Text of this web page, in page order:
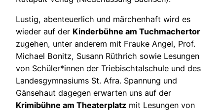
Lustig, abenteuerlich und märchenhaft wird es
wieder auf der Kinderbühne am Tuchmachertor
zugehen, unter anderem mit Frauke Angel, Prof.
Michael Bonitz, Susann Rüthrich sowie Lesungen
von Schüler*innen der Triebischtalschule und des
Landesgymnasiums St. Afra. Spannung und
Gänsehaut dagegen erwarten uns auf der
Krimibühne am Theaterplatz mit Lesungen von